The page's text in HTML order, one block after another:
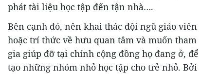
phát tài liệu học tập đến tận nhà….
Bên cạnh đó, nên khai thác đội ngũ giáo viên
hoặc trí thức về hưu quan tâm và muốn tham
gia giúp đỡ tại chính cộng đồng họ đang ở, để
tạo những nhóm nhỏ học tập cho trẻ nhỏ. Bởi